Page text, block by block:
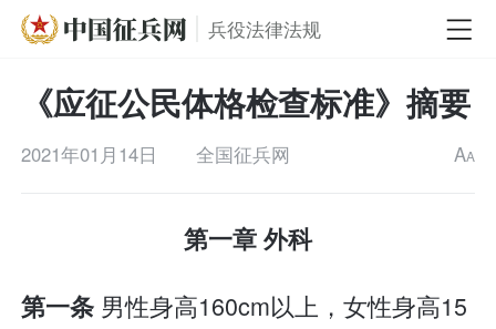
兵役法律法规
《应征公民体格检查标准》摘要
2021年01月14日 全国征兵网 AA
第一章 外科
第一条 男性身高160cm以上，女性身高15